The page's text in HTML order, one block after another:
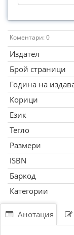
Коментари: 0
Издател
Брой страници
Година на
Корици
Език
Тегло
Размери
ISBN
Баркод
Категории
Анотация